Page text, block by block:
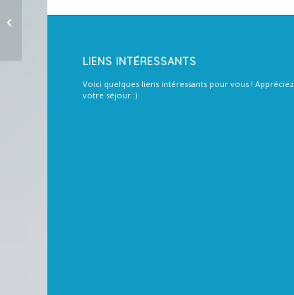
LIENS INTÉRESSANTS
Voici quelques liens intéressants pour vous ! Appréciez
votre séjour :)